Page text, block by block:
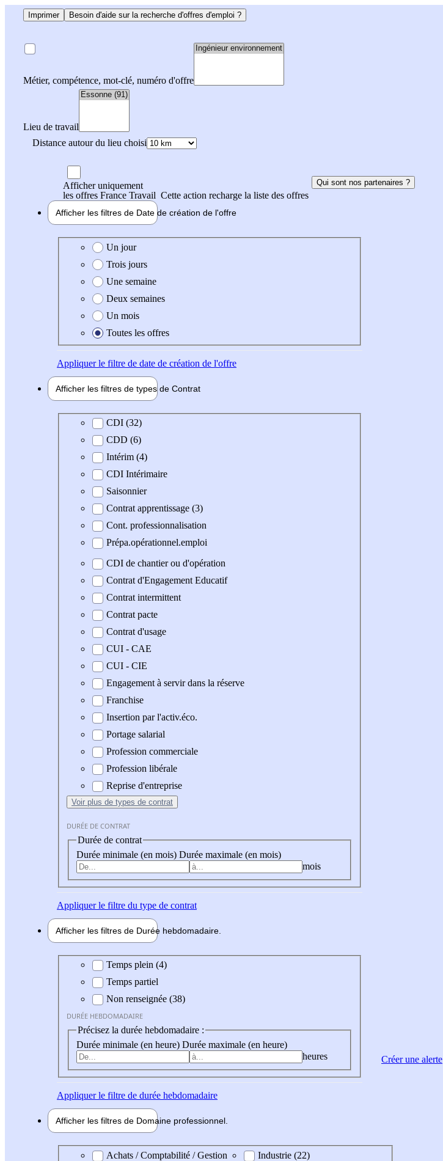
Imprimer Besoin d'aide sur la recherche d'offres d'emploi ?
Métier, compétence, mot-clé, numéro d'offre
Lieu de travail
Distance autour du lieu choisi
Afficher uniquement
les offres France Travail Cette action recharge la liste des offres
Qui sont nos partenaires ?
Afficher les filtres de Date de création de l'offre
Date de création de l'offre
Un jour
Trois jours
Une semaine
Deux semaines
Un mois
Toutes les offres
Appliquerle filtre de date de création de l'offre
Afficher les filtres de types de Contrat
Type de contratCDI (32)
CDD (6)
Intérim (4)
CDI Intérimaire
Saisonnier
Contrat apprentissage (3)
Cont. professionnalisation
Prépa.opérationnel.emploi
CDI de chantier ou d'opération
Contrat d'Engagement Educatif
Contrat intermittent
Contrat pacte
Contrat d'usage
CUI - CAE
CUI - CIE
Engagement à servir dans la réserve
Franchise
Insertion par l'activ.éco.
Portage salarial
Profession commerciale
Profession libérale
Reprise d'entreprise
Voir plus de types de contrat
DURÉE DE CONTRAT
Durée de contrat
Durée minimale (en mois) Durée maximale (en mois)
mois
Appliquerle filtre du type de contrat
Afficher les filtres de Durée hebdomadaire
Durée hebdomadaire
Temps plein (4)
Temps partiel
Non renseignée (38)
DURÉE HEBDOMADAIRE
Précisez la durée hebdomadaire :
Durée minimale (en heure) Durée maximale (en heure)
heures
Appliquerle filtre de durée hebdomadaire
Afficher les filtres de Domaine professionnel
Domaine professionel
Achats / Comptabilité / Gestion
Industrie (22)
Créer une alerte